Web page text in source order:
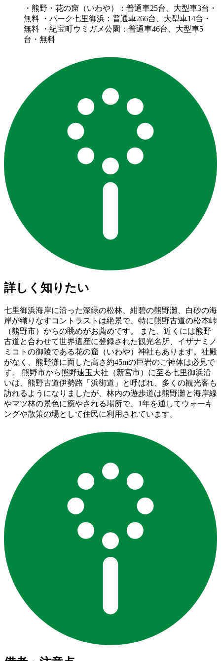
・熊野・花の窟（いわや）：普通車25台、大型車3台・
無料 ・パーク七里御浜：普通車266台、大型車14台・
無料 ・紀宝町ウミガメ公園：普通車46台、大型車5
台・無料
詳しく知りたい
七里御浜海岸に沿った深緑の松林、紺碧の熊野灘、白砂の海
岸が織りなすコントラストは絶景で、特に熊野古道の松本峠
（熊野市）からの眺めがお薦めです。 また、近くには熊野
古道と合わせて世界遺産に登録された観光名所、イザナミノ
ミコトの御陵である花の窟（いわや）神社もあります。社殿
がなく、熊野灘に面した高さ約45mの巨岩のご神体は必見で
す。 熊野市から熊野速玉大社（新宮市）に至る七里御浜沿
いは、熊野古道伊勢路「浜街道」と呼ばれ、多くの観光客も
訪れるようになりましたが、林内の遊歩道は熊野灘と海岸線
やマツ林の景色に癒やされる場所で、1年を通してウォーキ
ングや散策の場として住民に利用されています。